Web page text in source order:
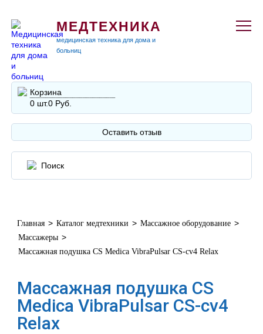
МЕДТЕХНИКА
медицинская техника для дома и
больниц
Корзина
0 шт.0 Руб.
Оставить отзыв
Главная > Каталог медтехники > Массажное оборудование >
Массажеры >
Массажная подушка CS Medica VibraPulsar CS-cv4 Relax
Массажная подушка CS
Medica VibraPulsar CS-cv4
Relax